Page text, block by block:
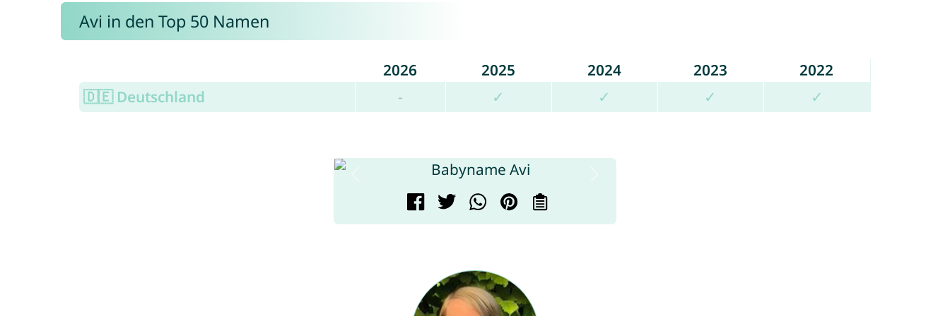
Avi in den Top 50 Namen
2026 2025 2024 2023
2022
🇩🇪 Deutschland
- ✓ ✓ ✓ ✓